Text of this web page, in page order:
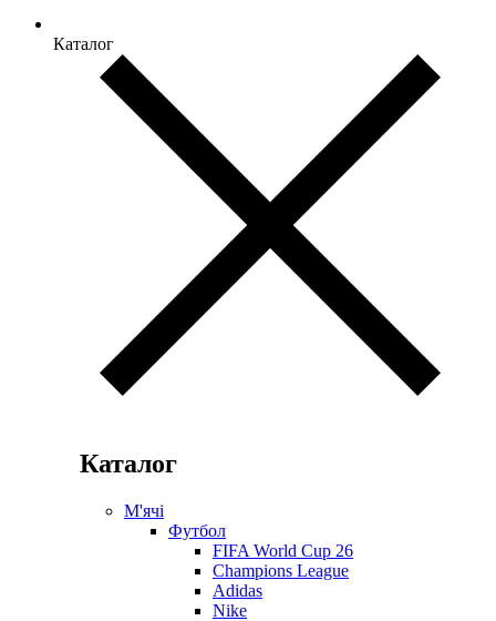
Каталог
Каталог
М'ячі
Футбол
FIFA World Cup 26
Champions League
Adidas
Nike